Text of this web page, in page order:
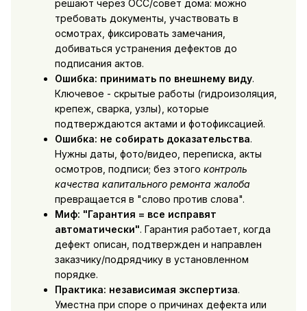
решают через ОСС/совет дома: можно
требовать документы, участвовать в
осмотрах, фиксировать замечания,
добиваться устранения дефектов до
подписания актов.
Ошибка: принимать по внешнему виду.
Ключевое - скрытые работы (гидроизоляция,
крепеж, сварка, узлы), которые
подтверждаются актами и фотофиксацией.
Ошибка: не собирать доказательства.
Нужны даты, фото/видео, переписка, акты
осмотров, подписи; без этого контроль
качества капитального ремонта жалоба
превращается в "слово против слова".
Миф: "Гарантия = все исправят
автоматически". Гарантия работает, когда
дефект описан, подтвержден и направлен
заказчику/подрядчику в установленном
порядке.
Практика: независимая экспертиза.
Уместна при споре о причинах дефекта или